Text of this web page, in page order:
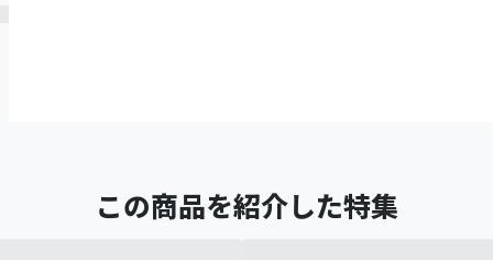
この商品を紹介した特集